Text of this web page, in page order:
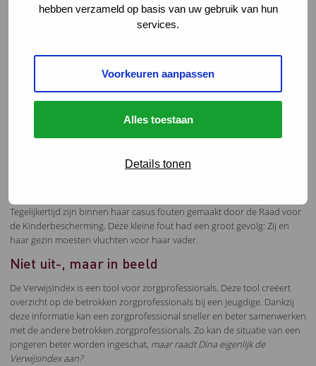
hebben verzameld op basis van uw gebruik van hun
services.
Voorkeuren aanpassen
Alles toestaan
Details tonen
Er is veel hulp voor jongeren onder de 18 jaar, maar Dina mist de zorg
voor jongeren vanaf 18 jaar. Op het moment dat je geen beperking of
verandering in brengen! Op een dag wil ze haar eigen stichting
opstarten, waarin ze meisjes opvangt die vluchten vanuit een onveilige
Huiselijk geweld en Kindermishandeling. Hierbij heeft ze zelf ervaren dat
Tegelijkertijd zijn binnen haar casus fouten gemaakt door de Raad voor
de Kinderbescherming. Deze kleine fout had een groot gevolg: Zij en
haar gezin moesten vluchten voor haar vader.
Niet uit-, maar in beeld
De Verwijsindex is een tool voor zorgprofessionals. Deze tool creëert
overzicht op de betrokken zorgprofessionals bij een jeugdige. Dankzij
deze informatie kan een zorgprofessional sneller en beter samenwerken
met de andere betrokken zorgprofessionals. Zo kan de situatie van een
jongeren beter worden ingeschat, maar raadt Dina eigenlijk de
Verwijsindex aan?